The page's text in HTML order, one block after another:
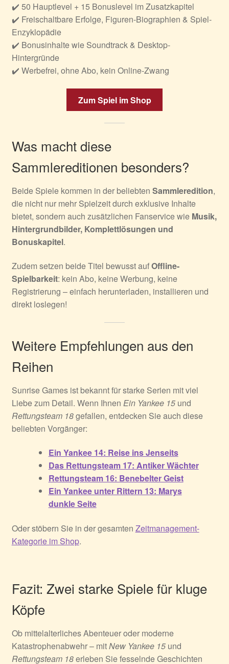
✔️ 50 Hauptlevel + 15 Bonuslevel im Zusatzkapitel
✔️ Freischaltbare Erfolge, Figuren-Biographien & Spiel-
Enzyklopädie
✔️ Bonusinhalte wie Soundtrack & Desktop-
Hintergründe
✔️ Werbefrei, ohne Abo, kein Online-Zwang
Zum Spiel im Shop
Was macht diese
Sammlereditionen besonders?
Beide Spiele kommen in der beliebten Sammleredition,
die nicht nur mehr Spielzeit durch exklusive Inhalte
bietet, sondern auch zusätzlichen Fanservice wie Musik,
Hintergrundbilder, Komplettlösungen und
Bonuskapitel.
Zudem setzen beide Titel bewusst aufOffline-
Spielbarkeit: kein Abo, keine Werbung, keine
Registrierung – einfach herunterladen, installieren und
direkt loslegen!
Weitere Empfehlungen aus den
Reihen
Sunrise Games ist bekannt für starke Serien mit viel
Liebe zum Detail. Wenn Ihnen Ein Yankee 15und
Rettungsteam 18gefallen, entdecken Sie auch diese
beliebten Vorgänger:
Ein Yankee 14: Reise ins Jenseits
Das Rettungsteam 17: Antiker Wächter
Rettungsteam 16: Benebelter Geist
Ein Yankee unter Rittern 13: Marys
dunkle Seite
Oder stöbern Sie in der gesamten Zeitmanagement-
Kategorie im Shop.
Fazit: Zwei starke Spiele für kluge
Köpfe
Ob mittelalterliches Abenteuer oder moderne
Katastrophenabwehr – mitNew Yankee 15und
Rettungsteam 18erleben Sie fesselnde Geschichten